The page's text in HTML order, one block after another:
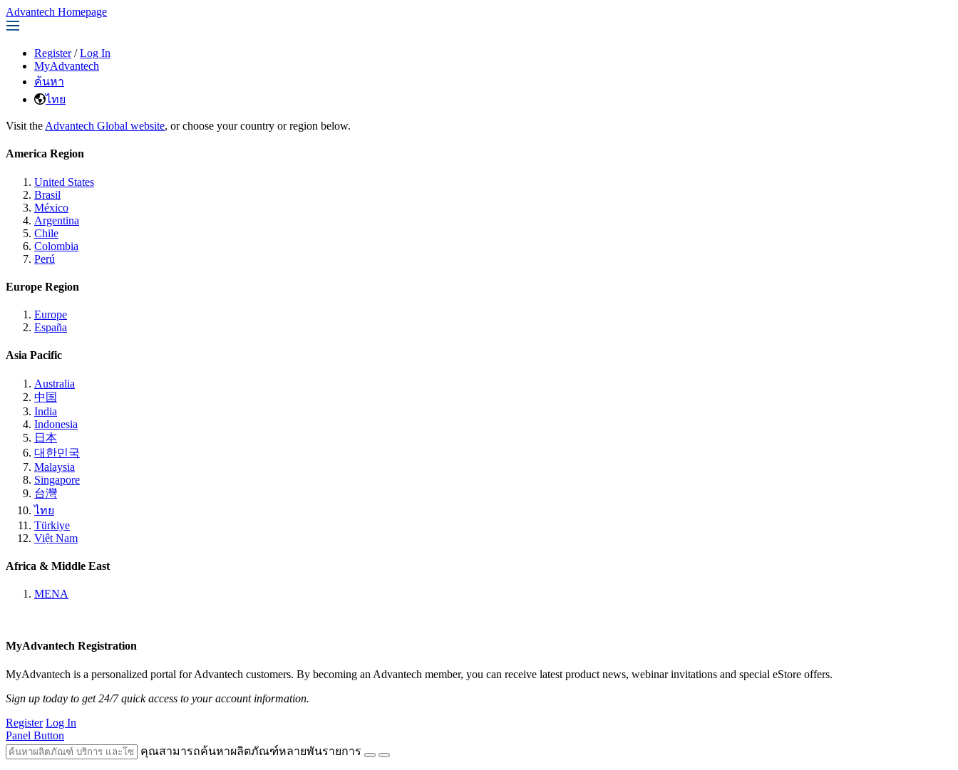
Advantech Homepage
Register / Log In
MyAdvantech
ค้นหา
ไทย
Visit the Advantech Global website, or choose your country or region below.
America Region
United States
Brasil
México
Argentina
Chile
Colombia
Perú
Europe Region
Europe
España
Asia Pacific
Australia
中国
India
Indonesia
日本
대한민국
Malaysia
Singapore
台灣
ไทย
Türkiye
Việt Nam
Africa & Middle East
MENA
MyAdvantech Registration
MyAdvantech is a personalized portal for Advantech customers. By becoming an Advantech member, you can receive latest product news, webinar invitations and special eStore offers.
Sign up today to get 24/7 quick access to your account information.
Register Log In
Panel Button
คุณสามารถค้นหาผลิตภัณฑ์หลายพันรายการ